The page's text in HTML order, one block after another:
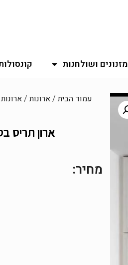
מזנונים ושולחנות
עמוד הבית/ארונות/
ארון תריס
מחיר: